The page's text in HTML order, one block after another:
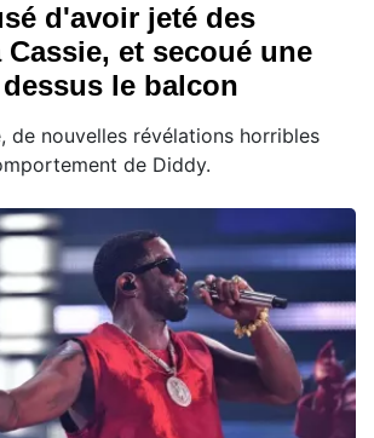
d'avoir jeté des
Cassie, et secoué une
le balcon
de nouvelles révélations horribles
de Diddy.